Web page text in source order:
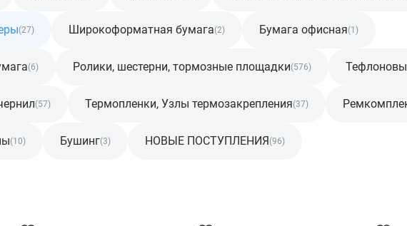
(27) Широкоформатная бумага(2) Бумага офисная(1)
(6) Ролики, шестерни, тормозные площадки(576)
(57) Термопленки, Узлы термозакрепления(37)
(10) Бушинг(3) НОВЫЕ ПОСТУПЛЕНИЯ(96)